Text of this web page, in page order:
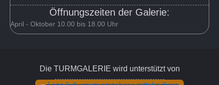
Öffnungszeiten der Galerie:
April - Oktober 10.00 bis 18.00 Uhr
Die TURMGALERIE wird unterstützt von